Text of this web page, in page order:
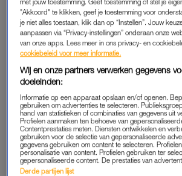
zorgmedewerkersen de extra opvang voor
kostten veel geld. Dat meldt het Centraal
Statistiek (CBS).
Daarnaast werden zorgaanbieders
weggevallen omzet, omdat veel reguliere
of vervallen. Naar deze steunregelingen
miljard euro.
REKENINGEN OMLAAG
De overheid deed dus de meeste extra
met jouw toestemming. Geef toestemming of stel je
"Akkoord" te klikken, geef je toestemming voor
je niet alles toestaan, klik dan op “Instellen”. Jouw
aanpassen via “Privacy-instellingen” onderaan onze
van onze apps. Lees meer in ons privacy- en
cookiebeleid voor meer informatie.
Wij en onze partners verwerken gegevens
doeleinden:
Informatie op een apparaat opslaan en/of openen.
gebruiken om advertenties te selecteren.
hand van statistieken of combinaties van gegevens uit
Profielen aanmaken ten behoeve van
Contentprestaties meten. Diensten ontwikkelen en
gebruiken voor de selectie van gepersonaliseerde
gegevens gebruiken om content te selecteren.
personalisatie van content. Profielen gebruiken ter
gepersonaliseerde content. De prestaties van
Derde partijen lijst